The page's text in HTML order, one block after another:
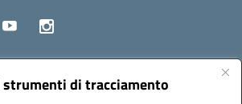
di tracciamento
1 - 70056 Molfetta